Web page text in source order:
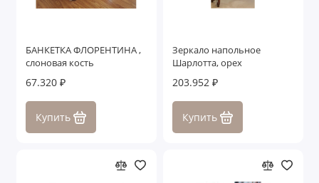
БАНКЕТКА ФЛОРЕНТИНА ,
слоновая кость
67.320 ₽
Купить
Зеркало напольное
Шарлотта, орех
203.952 ₽
Купить